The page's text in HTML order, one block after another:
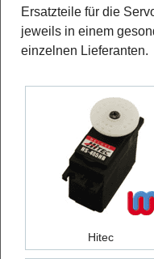
Ersatzteile für die
jeweils in einem
einzelnen Lieferanten.
Hitec